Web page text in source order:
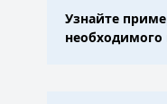
Узнайте
необходимого